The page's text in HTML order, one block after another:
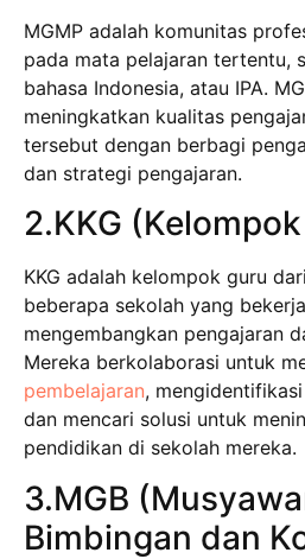
MGMP adalah komunitas
pada mata pelajaran tertentu,
bahasa Indonesia, atau IPA.
meningkatkan kualitas
tersebut dengan berbagi
dan strategi pengajaran.
2.KKG
KKG adalah kelompok guru
beberapa sekolah yang
mengembangkan pengajaran
Mereka berkolaborasi untuk
pembelajaran,
dan mencari solusi untuk
pendidikan di sekolah mereka.
3.MGB
Bimbingan dan